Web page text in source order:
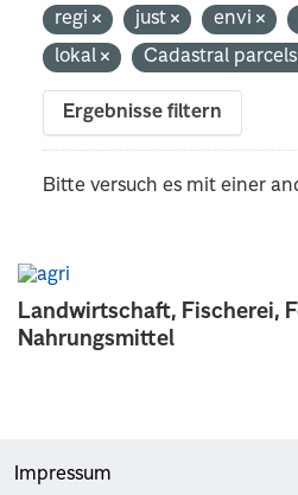
Landwirtschaft, Fischerei,
Nahrungsmittel
regi
just envi
lokal
Cadastral
Ergebnisse filtern
Bitte versuch es mit einer
Impressum